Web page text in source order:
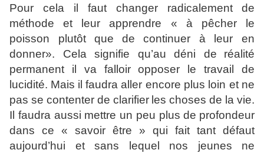
Pour cela il faut changer radicalement
de
méthode et leur apprendre « à pêcher le
poisson plutôt que
de continuer à leur en
donner». Cela signifie qu’au déni de
réalité
permanent il va falloir opposer le travail de
lucidité. Mais il faudra aller encore plus loin et ne
pas se contenter de clarifier les choses de la vie.
Il faudra aussi mettre un peu plus de profondeur
dans ce « savoir être » qui fait tant défaut
aujourd’hui et sans lequel nos jeunes ne